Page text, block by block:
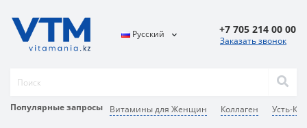
Популярные запросы Витамины для Женщин Коллаген Усть-
Русский +7 705 214 00 00
Заказать звонок